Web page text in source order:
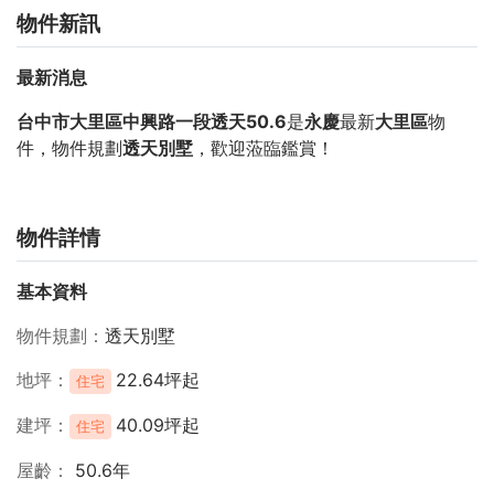
物件新訊
最新消息
台中市大里區中興路一段透天50.6是永慶最新大里區物
件，物件規劃透天別墅 ，歡迎蒞臨鑑賞！
物件詳情
基本資料
物件規劃
透天別墅
地坪
住宅 22.64坪起
建坪 住宅 40.09坪起
屋齡
50.6年